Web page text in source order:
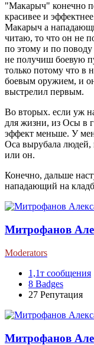
"Макарыч" конечно
красивее и
Макарыч а
читаю, то что он не
по этому и по
не получиш боевую
только потому что в
боевым оружием, и
выстрелил первым.
Во вторых. если уж
для жизни, из Осы в
эффект меньше. У
Оса вырубала людей,
или он.
Конечно, дальше
нападающий на
Митрофанов
Moderators
1,1т сообщения
8 Badges
27 Репутация
Митрофанов